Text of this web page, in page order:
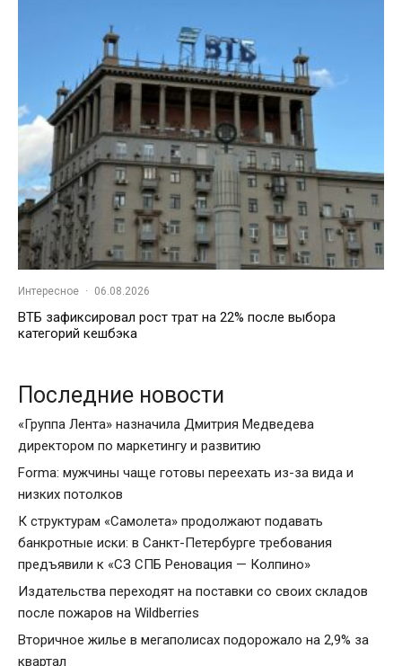
Интересное · 06.08.2026
ВТБ зафиксировал рост трат на 22% после выбора
категорий кешбэка
Последние новости
«Группа Лента» назначила Дмитрия Медведева
директором по маркетингу и развитию
Forma: мужчины чаще готовы переехать из-за вида и
низких потолков
К структурам «Самолета» продолжают подавать
банкротные иски: в Санкт-Петербурге требования
предъявили к «СЗ СПБ Реновация — Колпино»
Издательства переходят на поставки со своих складов
после пожаров на Wildberries
Вторичное жилье в мегаполисах подорожало на 2,9% за
квартал